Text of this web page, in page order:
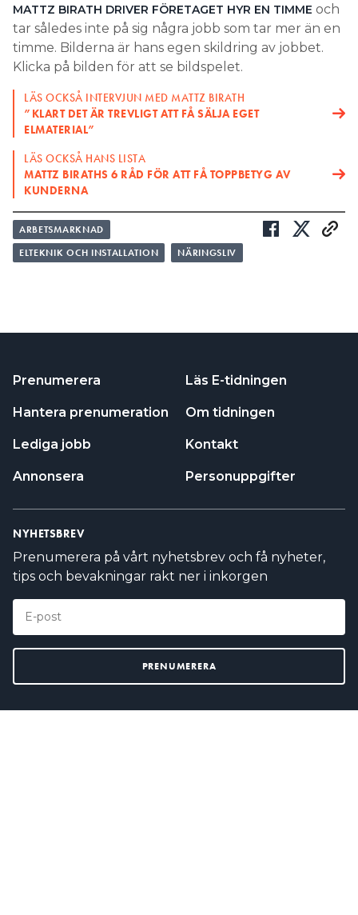
MATTZ BIRATH DRIVER FÖRETAGET HYR EN TIMME och
tar således inte på sig några jobb som tar mer än en
timme. Bilderna är hans egen skildring av jobbet.
Klicka på bilden för att se bildspelet.
LÄS OCKSÅ INTERVJUN MED MATTZ BIRATH
”KLART DET ÄR TREVLIGT ATT FÅ SÄLJA EGET
ELMATERIAL”
LÄS OCKSÅ HANS LISTA
MATTZ BIRATHS 6 RÅD FÖR ATT FÅ TOPPBETYG AV
KUNDERNA
ARBETSMARKNAD
ELTEKNIK OCH INSTALLATION
NÄRINGSLIV
Prenumerera
Hantera prenumeration
Lediga jobb
Annonsera
Läs E-tidningen
Om tidningen
Kontakt
Personuppgifter
NYHETSBREV
Prenumerera på vårt nyhetsbrev och få nyheter,
tips och bevakningar rakt ner i inkorgen